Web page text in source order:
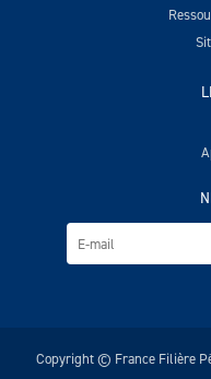
Copyright © France Filière